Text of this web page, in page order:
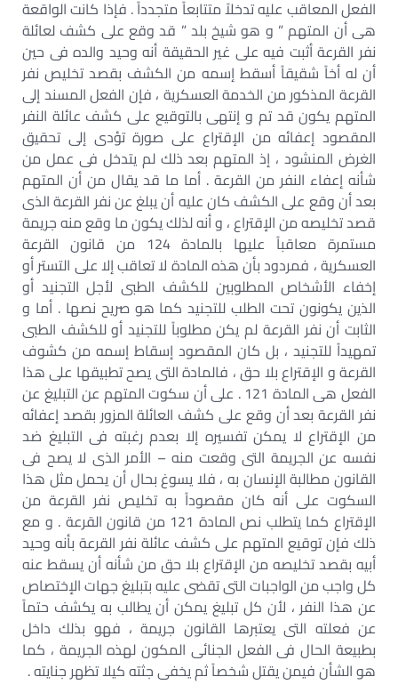
الفعل المعاقب عليه تدخلاً متتابعاً متجدداً . فإذا كانت الواقعة
هى أن المتهم ” و هو شيخ بلد ” قد وقع على كشف لعائلة
نفر القرعة أثبت فيه على غير الحقيقة أنه وحيد والده فى حين
أن له أخاً شقيقاً أسقط إسمه من الكشف بقصد تخليص نفر
القرعة المذكور من الخدمة العسكرية ، فإن الفعل المسند إلى
المتهم يكون قد تم و إنتهى بالتوقيع على كشف عائلة النفر
المقصود إعفائه من الإقتراع على صورة تؤدى إلى تحقيق
الغرض المنشود ، إذ المتهم بعد ذلك لم يتدخل فى عمل من
شأنه إعفاء النفر من القرعة . أما ما قد يقال من أن المتهم
بعد أن وقع على الكشف كان عليه أن يبلغ عن نفر القرعة الذى
قصد تخليصه من الإقتراع ، و أنه لذلك يكون ما وقع منه جريمة
مستمرة معاقباً عليها بالمادة 124 من قانون القرعة
العسكرية ، فمردود بأن هذه المادة لا تعاقب إلا على التستر أو
إخفاء الأشخاص المطلوبين للكشف الطبى لأجل التجنيد أو
الذين يكونون تحت الطلب للتجنيد كما هو صريح نصها . أما و
الثابت أن نفر القرعة لم يكن مطلوباً للتجنيد أو للكشف الطبى
تمهيداً للتجنيد ، بل كان المقصود إسقاط إسمه من كشوف
القرعة و الإقتراع بلا حق ، فالمادة التى يصح تطبيقها على هذا
الفعل هى المادة 121 . على أن سكوت المتهم عن التبليغ عن
نفر القرعة بعد أن وقع على كشف العائلة المزور بقصد إعفائه
من الإقتراع لا يمكن تفسيره إلا بعدم رغبته فى التبليغ ضد
نفسه عن الجريمة التى وقعت منه – الأمر الذى لا يصح فى
القانون مطالبة الإنسان به ، فلا يسوغ بحال أن يحمل مثل هذا
السكوت على أنه كان مقصوداً به تخليص نفر القرعة من
الإقتراع كما يتطلب نص المادة 121 من قانون القرعة . و مع
ذلك فإن توقيع المتهم على كشف عائلة نفر القرعة بأنه وحيد
أبيه بقصد تخليصه من الإقتراع بلا حق من شأنه أن يسقط عنه
كل واجب من الواجبات التى تقضى عليه بتبليغ جهات الإختصاص
عن هذا النفر ، لأن كل تبليغ يمكن أن يطالب به يكشف حتماً
عن فعلته التى يعتبرها القانون جريمة ، فهو بذلك داخل
بطبيعة الحال فى الفعل الجنائى المكون لهذه الجريمة ، كما
هو الشأن فيمن يقتل شخصاً ثم يخفى جثته كيلا تظهر جنايته .